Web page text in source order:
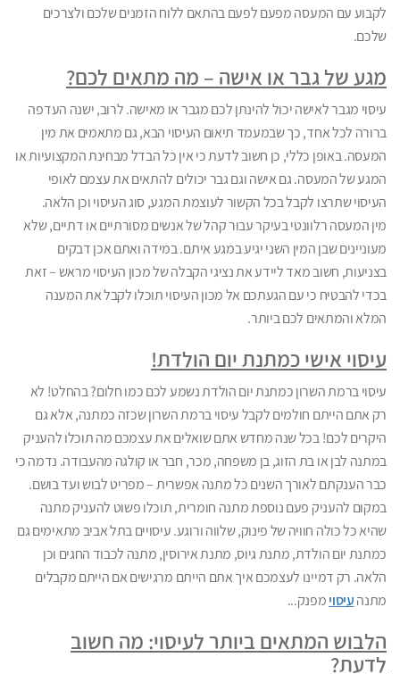
לקבוע עם המעסה מפעם לפעם בהתאם ללוח הזמנים שלכם ולצרכים
שלכם.
מגע של גבר או אישה – מה מתאים לכם?
עיסוי מגבר לאישה יכול להינתן לכם מגבר או מאישה. לרוב, ישנה העדפה
ברורה לכל אחד, כך שבמעמד תיאום העיסוי הבא, גם מתאמים את מין
המעסה. באופן כללי, כן חשוב לדעת כי אין כל הבדל מבחינת המקצועיות או
המגע של המעסה. גם אישה וגם גבר יכולים להתאים את עצמם לאופי
העיסוי שתרצו לקבל בכל הקשור לעוצמת המגע, סוג העיסוי וכן הלאה.
מין המעסה רלוונטי בעיקר עבור קהל של אנשים מסורתיים או דתיים, שלא
מעוניינים שבן המין השני יגיע במגע איתם. במידה ואתם אכן דבקים
בצניעות, חשוב מאד ליידע את נציגי הקבלה של מכון העיסוי מראש – זאת
בכדי להבטיח כי עם הגעתכם אל מכון העיסוי תוכלו לקבל את המענה
המלא והמתאים לכם ביותר.
עיסוי אישי כמתנת יום הולדת!
עיסוי ברמת השרון כמתנת יום הולדת נשמע לכם כמו חלום? בהחלט! לא
רק אתם הייתם חולמים לקבל עיסוי ברמת השרון שכזה כמתנה, אלא גם
היקרים לכם! בכל שנה מחדש אתם שואלים את עצמכם מה תוכלו להעניק
במתנה לבן או בת הזוג, בן משפחה, מכר, חבר או קולגה מהעבודה. נדמה כי
כבר הענקתם לאורך השנים כל מתנה אפשרית – מפריט לבוש ועד בושם.
במקום להעניק פעם נוספת מתנה חומרית, תוכלו פשוט להעניק מתנה
שהיא כל כולה חוויה של פינוק, שלווה ורוגע. עיסויים בתל אביב מתאימים גם
כמתנת יום הולדת, מתנת גיוס, מתנת אירוסין, מתנה לכבוד החגים וכן
הלאה. רק דמיינו לעצמכם איך אתם הייתם מרגישים אם הייתם מקבלים
מתנה עיסוי מפנק...
הלבוש המתאים ביותר לעיסוי: מה חשוב
לדעת?